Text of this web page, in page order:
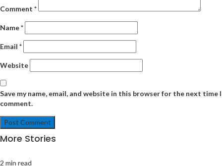
Comment *
Name*
Email *
Website
Save my name, email, and website in this browser for the next time I
comment.
More Stories
2 min read